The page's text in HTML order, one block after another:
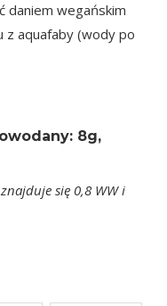
daniem wegańskim
z aquafaby (wody po
8g,
się 0,8 WW i